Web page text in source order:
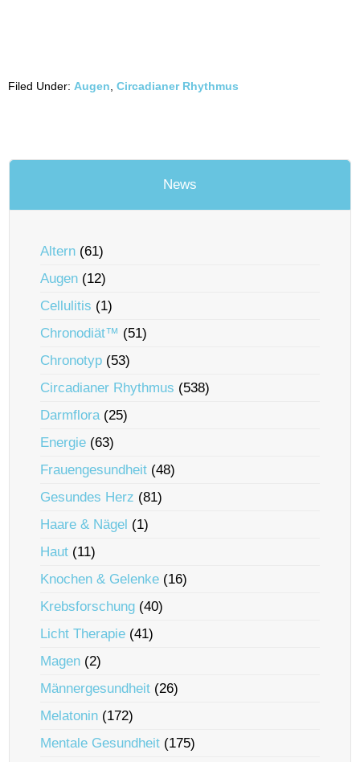
Filed Under: Augen Circadianer Rhythmus
News
Altern (61)
Augen (12)
Cellulitis (1)
Chronodiät™ (51)
Chronotyp (53)
Circadianer Rhythmus (538)
Darmflora(25)
Energie (63)
Frauengesundheit (48)
Gesundes Herz (81)
Haare & Nägel (1)
Haut (11)
Knochen & Gelenke (16)
Krebsforschung (40)
Licht Therapie (41)
Magen (2)
Männergesundheit (26)
Melatonin (172)
Mentale Gesundheit (175)